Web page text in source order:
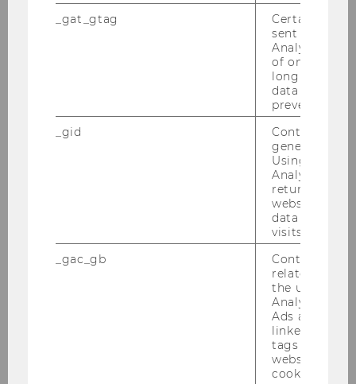
_gat_gtag
Certain data
sent to
Analytics a
of once per
long as it is
data
prevented.
_gid
Contains a
generated
Using this
Analytics can
returning
website and
data from
visits.
_gac_gb
Contains
related
the user. If
Analytics and
Ads accounts
linked, the
tags on the
website read
cookie.